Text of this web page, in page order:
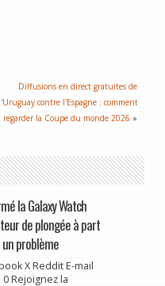
Diffusions en direct gratuites de
l'Uruguay contre l'Espagne : comment
regarder la Coupe du monde 2026 »
la Galaxy Watch
de plongée à part
problème
X Reddit E-mail
Rejoignez la